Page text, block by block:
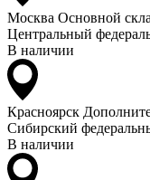
Москва Основной
Центральный
В наличии
Красноярск
Сибирский
В наличии